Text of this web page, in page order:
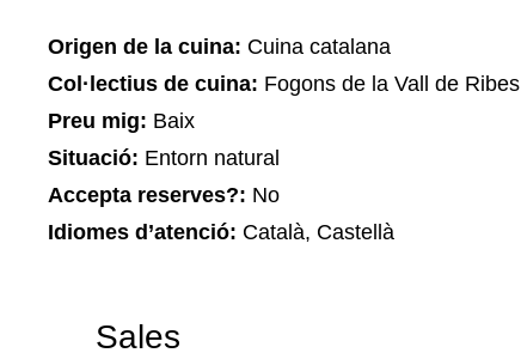
Origen de la cuina: Cuina catalana
Col·lectius de cuina: Fogons de la Vall de Ribes
Preu mig: Baix
Situació: Entorn natural
Accepta reserves?: No
Idiomes d’atenció: Català, Castellà
Sales